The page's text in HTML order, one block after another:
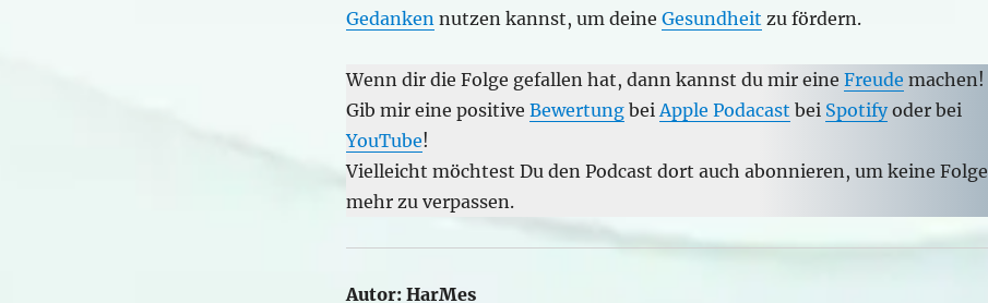
Gedanken nutzen kannst, um deine Gesundheit zu fördern.
Wenn dir die Folge gefallen hat, dann kannst du mir eine Freude machen!
Gib mir eine positive Bewertungbei Apple Podacast bei Spotifyoder bei
YouTube!
Vielleicht möchtest Du den Podcast dort auch abonnieren, um keine Folge
mehr zu verpassen.
Autor:HarMes